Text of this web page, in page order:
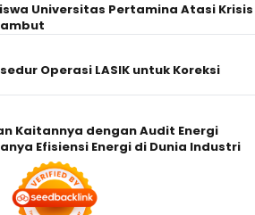
Universitas Pertamina Atasi Krisis
Operasi LASIK untuk Koreksi
Kaitannya dengan Audit Energi
Efisiensi Energi di Dunia Industri